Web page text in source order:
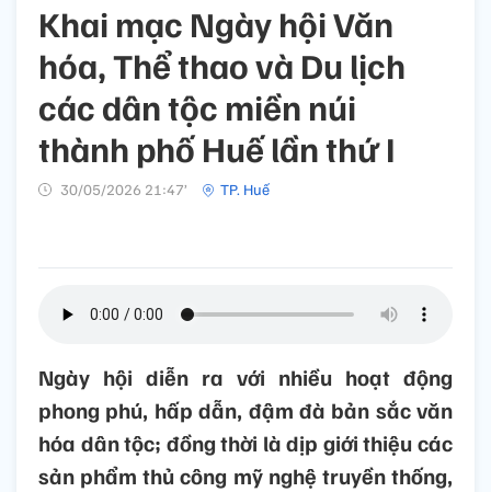
Khai mạc Ngày hội Văn
hóa, Thể thao và Du lịch
các dân tộc miền núi
thành phố Huế lần thứ I
30/05/2026 21:47’ TP. Huế
Ngày hội diễn ra với nhiều hoạt động
phong phú, hấp dẫn, đậm đà bản sắc văn
hóa dân tộc; đồng thời là dịp giới thiệu các
sản phẩm thủ công mỹ nghệ truyền thống,